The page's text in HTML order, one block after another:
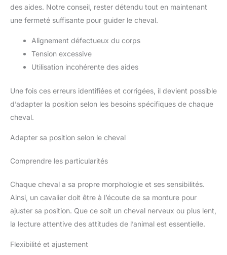
des aides. Notre conseil, rester détendu tout en maintenant
une fermeté suffisante pour guider le cheval.
Alignement défectueux du corps
Tension excessive
Utilisation incohérente des aides
Une fois ces erreurs identifiées et corrigées, il devient possible
d’adapter la position selon les besoins spécifiques de chaque
cheval.
Adapter sa position selon le cheval
Comprendre les particularités
Chaque cheval a sa propre morphologie et ses sensibilités.
Ainsi, un cavalier doit être à l’écoute de sa monture pour
ajuster sa position. Que ce soit un cheval nerveux ou plus lent,
la lecture attentive des attitudes de l’animal est essentielle.
Flexibilité et ajustement